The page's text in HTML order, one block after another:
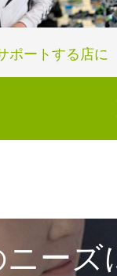
ポートする店に
ーズ